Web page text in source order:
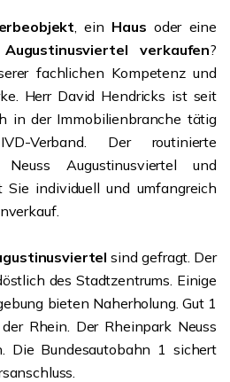
, ein Haus oder eine
verkaufen?
fachlichen Kompetenz und
Herr David Hendricks ist seit
in der Immobilienbranche tätig
Verband. Der routinierte
Augustinusviertel und
Sie individuell und umfangreich
sind gefragt. Der
des Stadtzentrums. Einige
bieten Naherholung. Gut 1
Rhein. Der Rheinpark Neuss
Die Bundesautobahn 1 sichert